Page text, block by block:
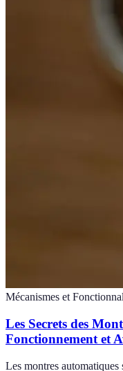
Mécanismes et
Les Secrets des
Fonctionnement et
Les montres